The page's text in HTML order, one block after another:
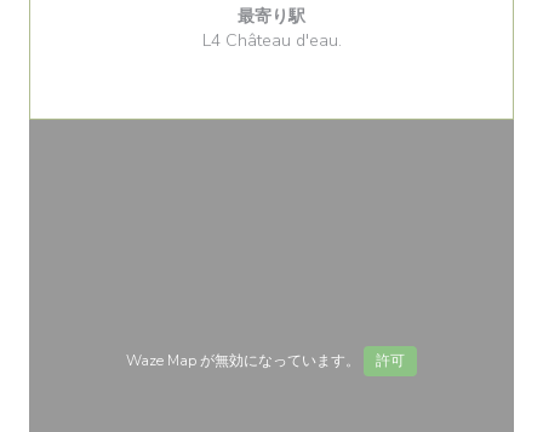
最寄り駅
L4 Château d'eau.
Waze Map が無効になっています。 許可